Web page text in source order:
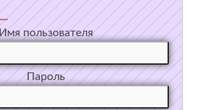
Имя пользователя
Пароль